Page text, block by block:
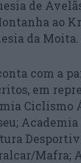
de
ao
da Moita.
com a
em
Ciclismo
Mafra;